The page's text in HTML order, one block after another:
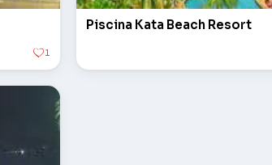
1
Piscina Kata Beach Resort